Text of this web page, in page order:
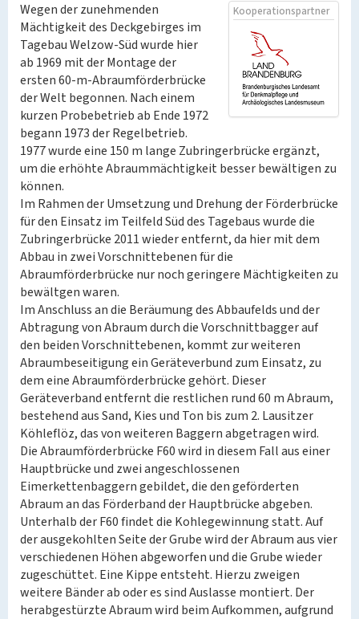
Kooperationspartner
Wegen der zunehmenden
Mächtigkeit des Deckgebirges im
Tagebau Welzow-Süd wurde hier
ab 1969 mit der Montage der
ersten 60-m-Abraumförderbrücke
der Welt begonnen. Nach einem
kurzen Probebetrieb ab Ende 1972
begann 1973 der Regelbetrieb.
1977 wurde eine 150 m lange Zubringerbrücke ergänzt,
um die erhöhte Abraummächtigkeit besser bewältigen zu
können.
Im Rahmen der Umsetzung und Drehung der Förderbrücke
für den Einsatz im Teilfeld Süd des Tagebaus wurde die
Zubringerbrücke 2011 wieder entfernt, da hier mit dem
Abbau in zwei Vorschnittebenen für die
Abraumförderbrücke nur noch geringere Mächtigkeiten zu
bewältgen waren.
Im Anschluss an die Beräumung des Abbaufelds und der
Abtragung von Abraum durch die Vorschnittbagger auf
den beiden Vorschnittebenen, kommt zur weiteren
Abraumbeseitigung ein Geräteverbund zum Einsatz, zu
dem eine Abraumförderbrücke gehört. Dieser
Geräteverband entfernt die restlichen rund 60 m Abraum,
bestehend aus Sand, Kies und Ton bis zum 2. Lausitzer
Köhleflöz, das von weiteren Baggern abgetragen wird.
Die Abraumförderbrücke F60 wird in diesem Fall aus einer
Hauptbrücke und zwei angeschlossenen
Eimerkettenbaggern gebildet, die den geförderten
Abraum an das Förderband der Hauptbrücke abgeben.
Unterhalb der F60 findet die Kohlegewinnung statt. Auf
der ausgekohlten Seite der Grube wird der Abraum aus vier
verschiedenen Höhen abgeworfen und die Grube wieder
zugeschüttet. Eine Kippe entsteht. Hierzu zweigen
weitere Bänder ab oder es sind Auslasse montiert. Der
herabgestürzte Abraum wird beim Aufkommen, aufgrund